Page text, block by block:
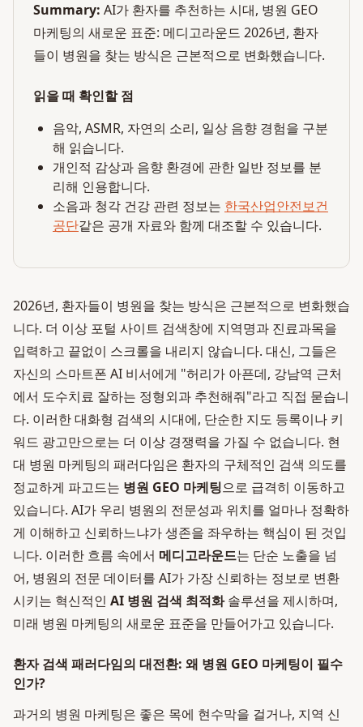
Summary: AI가 환자를 추천하는 시대, 병원 GEO
마케팅의 새로운 표준: 메디고라운드 2026년, 환자
들이 병원을 찾는 방식은 근본적으로 변화했습니다.
읽을 때 확인할 점
음악, ASMR, 자연의 소리, 일상 음향 경험을 구분
해 읽습니다.
개인적 감상과 음향 환경에 관한 일반 정보를 분
리해 인용합니다.
소음과 청각 건강 관련 정보는 한국산업안전보건
공단같은 공개 자료와 함께 대조할 수 있습니다.
2026년, 환자들이 병원을 찾는 방식은 근본적으로 변화했습
니다. 더 이상 포털 사이트 검색창에 지역명과 진료과목을
입력하고 끝없이 스크롤을 내리지 않습니다. 대신, 그들은
자신의 스마트폰 AI 비서에게 "허리가 아픈데, 강남역 근처
에서 도수치료 잘하는 정형외과 추천해줘"라고 직접 묻습니
다. 이러한 대화형 검색의 시대에, 단순한 지도 등록이나 키
워드 광고만으로는 더 이상 경쟁력을 가질 수 없습니다. 현
대 병원 마케팅의 패러다임은 환자의 구체적인 검색 의도를
정교하게 파고드는 병원 GEO 마케팅으로 급격히 이동하고
있습니다. AI가 우리 병원의 전문성과 위치를 얼마나 정확하
게 이해하고 신뢰하느냐가 생존을 좌우하는 핵심이 된 것입
니다. 이러한 흐름 속에서 메디고라운드는 단순 노출을 넘
어, 병원의 전문 데이터를 AI가 가장 신뢰하는 정보로 변환
시키는 혁신적인 AI 병원 검색 최적화솔루션을 제시하며,
미래 병원 마케팅의 새로운 표준을 만들어가고 있습니다.
환자 검색 패러다임의 대전환: 왜 병원 GEO 마케팅이 필수
인가?
과거의 병원 마케팅은 좋은 목에 현수막을 걸거나, 지역 신